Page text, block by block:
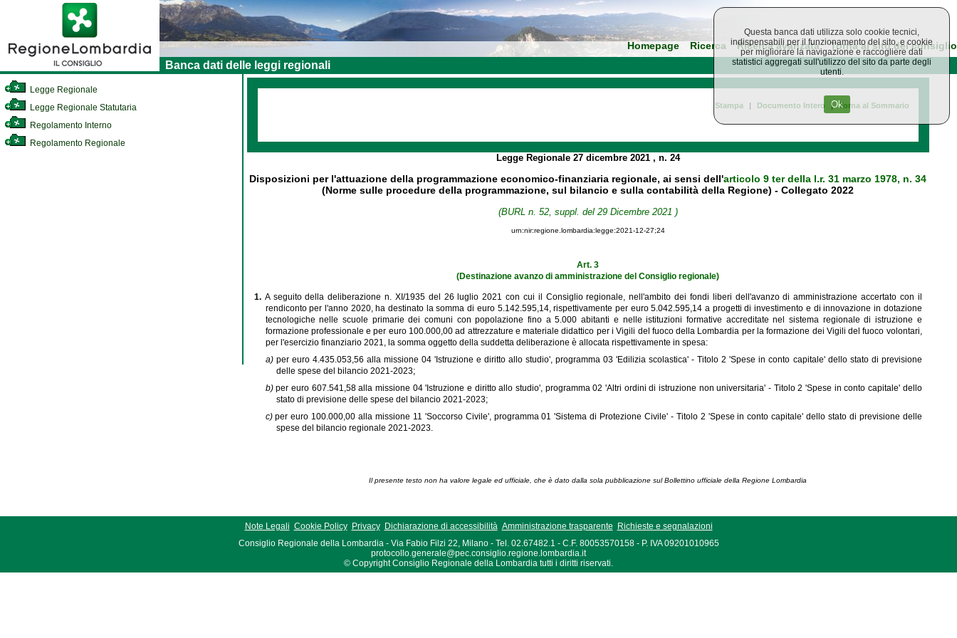
Homepage Ricerca Ricerca avanzata Torna al sito del consiglio
Banca dati delle leggi regionali
Legge Regionale
Legge Regionale Statutaria
Regolamento Interno
Regolamento Regionale
Stampa | Documento Intero | Torna al Sommario
Legge Regionale 27 dicembre 2021 , n. 24
Disposizioni per l'attuazione della programmazione economico-finanziaria regionale, ai sensi dell'articolo 9 ter della l.r. 31 marzo 1978, n. 34
(Norme sulle procedure della programmazione, sul bilancio e sulla contabilità della Regione) - Collegato 2022
(BURL n. 52, suppl. del 29 Dicembre 2021 )
urn:nir:regione.lombardia:legge:2021-12-27;24
Art. 3
(Destinazione avanzo di amministrazione del Consiglio regionale)
1. A seguito della deliberazione n. XI/1935 del 26 luglio 2021 con cui il Consiglio regionale, nell'ambito dei fondi liberi dell'avanzo di amministrazione accertato con il
rendiconto per l'anno 2020, ha destinato la somma di euro 5.142.595,14, rispettivamente per euro 5.042.595,14 a progetti di investimento e di innovazione in dotazione
tecnologiche nelle scuole primarie dei comuni con popolazione fino a 5.000 abitanti e nelle istituzioni formative accreditate nel sistema regionale di istruzione e
formazione professionale e per euro 100.000,00 ad attrezzature e materiale didattico per i Vigili del fuoco della Lombardia per la formazione dei Vigili del fuoco volontari,
per l'esercizio finanziario 2021, la somma oggetto della suddetta deliberazione è allocata rispettivamente in spesa:
a) per euro 4.435.053,56 alla missione 04 'Istruzione e diritto allo studio', programma 03 'Edilizia scolastica' - Titolo 2 'Spese in conto capitale' dello stato di previsione
delle spese del bilancio 2021-2023;
b)per euro 607.541,58 alla missione 04 'Istruzione e diritto allo studio', programma 02 'Altri ordini di istruzione non universitaria' - Titolo 2 'Spese in conto capitale' dello
stato di previsione delle spese del bilancio 2021-2023;
c)per euro 100.000,00 alla missione 11 'Soccorso Civile', programma 01 'Sistema di Protezione Civile' - Titolo 2 'Spese in conto capitale' dello stato di previsione delle
spese del bilancio regionale 2021-2023.
Il presente testo non ha valore legale ed ufficiale, che è dato dalla sola pubblicazione sul Bollettino ufficiale della Regione Lombardia
Note Legali Cookie Policy Privacy Dichiarazione di accessibilità Amministrazione trasparente
Richieste e segnalazioni
Consiglio Regionale della Lombardia - Via Fabio Filzi 22, Milano - Tel. 02.67482.1 - C.F. 80053570158 - P. IVA 09201010965
protocollo.generale@pec.consiglio.regione.lombardia.it
© Copyright Consiglio Regionale della Lombardia tutti i diritti riservati.
Questa banca dati utilizza solo cookie tecnici,
indispensabili per il funzionamento del sito, e cookie
per migliorare la navigazione e raccogliere dati
statistici aggregati sull'utilizzo del sito da parte degli
utenti.
Ok